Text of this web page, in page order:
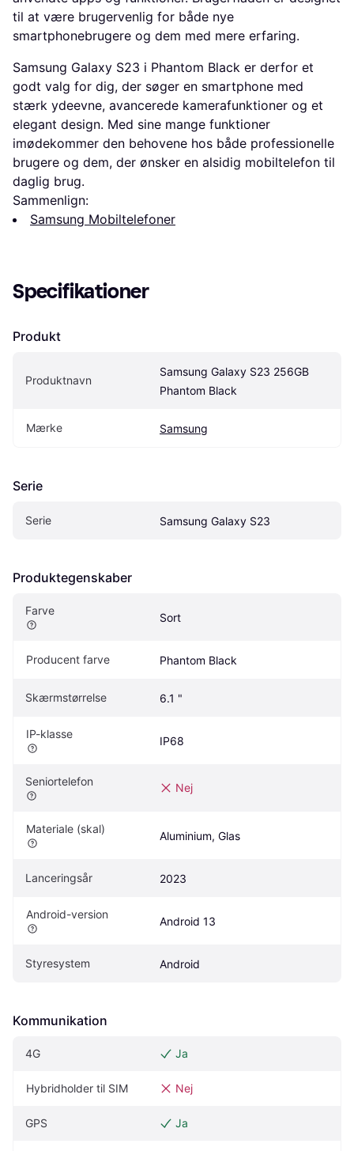
til at være brugervenlig for både nye
smartphonebrugere og dem med mere erfaring.
Samsung Galaxy S23 i Phantom Black er derfor et
godt valg for dig, der søger en smartphone med
stærk ydeevne, avancerede kamerafunktioner og et
elegant design. Med sine mange funktioner
imødekommer den behovene hos både professionelle
brugere og dem, der ønsker en alsidig mobiltelefon til
daglig brug.
Sammenlign:
Samsung Mobiltelefoner
Specifikationer
Produkt
Produktnavn
Samsung Galaxy S23 256GB
Phantom Black
Mærke Samsung
Serie
Serie Samsung Galaxy S23
Produktegenskaber
Farve
Sort
Producent farve Phantom Black
Skærmstørrelse 6.1 "
IP-klasse
IP68
Seniortelefon Nej
Materiale (skal)
Aluminium, Glas
Lanceringsår 2023
Android-version
Android 13
Styresystem Android
Kommunikation
4G Ja
Hybridholder til SIM Nej
GPS Ja